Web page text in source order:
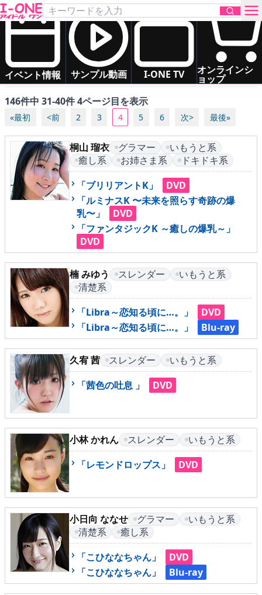
イベント情報 サンプル動画 I-ONE TV オンラインシ
ョップ
お問い合わせ
TOP
DVD
Blu-ray
サンプル動画
メニュー
▶新作
▶次回作
▶制作中
▶発売年月日
▶更新情報
▶ 個人情報保護について
▶よくあるご質問
「いもうと系」の アイドル一覧
すべて（五十音順） あ
は
ま
や ら わ
146件中 31-40件 4ページ目を表示
«最初 <前 2 3 4 5 6 次> 最後»
桐山 瑠衣 グラマー
いもうと系
癒し系
お姉さま系
ドキドキ系
「ブリリアントK」
DVD
「ルミナスK 〜未来を照らす奇跡の爆
乳〜」
DVD
「ファンタジックK ～癒しの爆乳～」
DVD
楠 みゆう スレンダー
いもうと系
清楚系
「Libra～恋知る頃に…。」
DVD
「Libra～恋知る頃に…。」
Blu-ray
久宥 茜 スレンダー
いもうと系
「茜色の吐息 」
DVD
小林 かれん スレンダー
いもうと系
「レモンドロップス」
DVD
小日向 ななせ グラマー
いもうと系
清楚系
癒し系
「こひななちゃん」
DVD
「こひななちゃん」
Blu-ray